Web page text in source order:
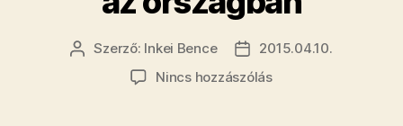
Bejegyzés
Szerző: Inkei Bence
Bejegyzés
dátuma
2015.04.10.
Nincs hozzászólása(z)